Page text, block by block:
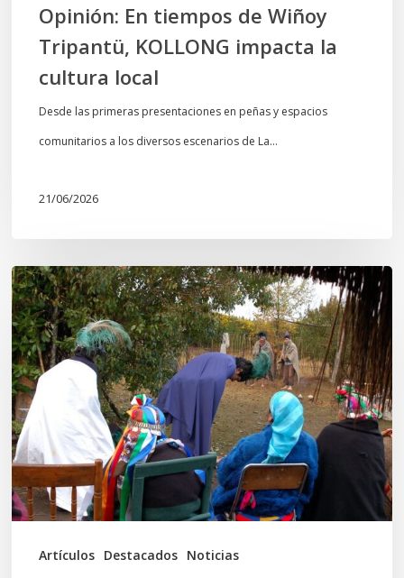
Opinión: En tiempos de Wiñoy
Tripantü, KOLLONG impacta la
cultura local
Desde las primeras presentaciones en peñas y espacios
comunitarios a los diversos escenarios de La…
21/06/2026
Artículos Destacados Noticias
Conmemoración
del
Wiñoy
Tripantü
y
la
Sociedad
Mapuche
Ancestral